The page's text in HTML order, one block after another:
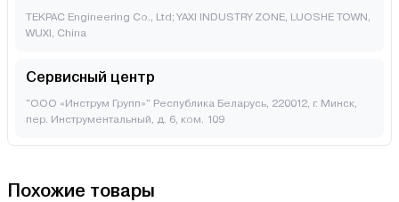
TEKPAC Engineering Co., Ltd; YAXI INDUSTRY ZONE, LUOSHE TOWN,
WUXI, China
Сервисный центр
"ООО «Инструм Групп»" Республика Беларусь, 220012, г. Минск,
пер. Инструментальный, д. 6, ком. 109
Похожие товары